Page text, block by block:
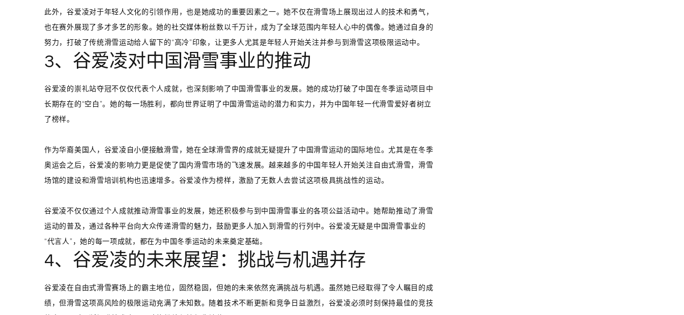
此外，谷爱凌对于年轻人文化的引领作用，也是她成功的重要因素之一。她不仅在滑雪场上展现出过人的技术和勇气，
也在赛外展现了多才多艺的形象。她的社交媒体粉丝数以千万计，成为了全球范围内年轻人心中的偶像。她通过自身的
努力，打破了传统滑雪运动给人留下的“高冷”印象，让更多人尤其是年轻人开始关注并参与到滑雪这项极限运动中。
3、谷爱凌对中国滑雪事业的推动
谷爱凌的崇礼站夺冠不仅仅代表个人成就，也深刻影响了中国滑雪事业的发展。她的成功打破了中国在冬季运动项目中
长期存在的“空白”。她的每一场胜利，都向世界证明了中国滑雪运动的潜力和实力，并为中国年轻一代滑雪爱好者树立
了榜样。
作为华裔美国人，谷爱凌自小便接触滑雪，她在全球滑雪界的成就无疑提升了中国滑雪运动的国际地位。尤其是在冬季
奥运会之后，谷爱凌的影响力更是促使了国内滑雪市场的飞速发展。越来越多的中国年轻人开始关注自由式滑雪，滑雪
场馆的建设和滑雪培训机构也迅速增多。谷爱凌作为榜样，激励了无数人去尝试这项极具挑战性的运动。
谷爱凌不仅仅通过个人成就推动滑雪事业的发展，她还积极参与到中国滑雪事业的各项公益活动中。她帮助推动了滑雪
运动的普及，通过各种平台向大众传递滑雪的魅力，鼓励更多人加入到滑雪的行列中。谷爱凌无疑是中国滑雪事业的
“代言人”，她的每一项成就，都在为中国冬季运动的未来奠定基础。
4、谷爱凌的未来展望：挑战与机遇并存
谷爱凌在自由式滑雪赛场上的霸主地位，固然稳固，但她的未来依然充满挑战与机遇。虽然她已经取得了令人瞩目的成
绩，但滑雪这项高风险的极限运动充满了未知数。随着技术不断更新和竞争日益激烈，谷爱凌必须时刻保持最佳的竞技